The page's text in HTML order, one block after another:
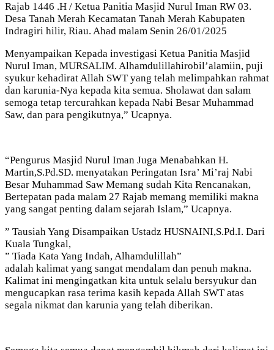
Rajab 1446 .H / Ketua Panitia Masjid Nurul Iman RW 03.
Desa Tanah Merah Kecamatan Tanah Merah Kabupaten
Indragiri hilir, Riau. Ahad malam Senin 26/01/2025
Menyampaikan Kepada investigasi Ketua Panitia Masjid
Nurul Iman, MURSALIM. Alhamdulillahirobil’alamiin, puji
syukur kehadirat Allah SWT yang telah melimpahkan rahmat
dan karunia-Nya kepada kita semua. Sholawat dan salam
semoga tetap tercurahkan kepada Nabi Besar Muhammad
Saw, dan para pengikutnya,” Ucapnya.
“Pengurus Masjid Nurul Iman Juga Menabahkan H.
Martin,S.Pd.SD. menyatakan Peringatan Isra’ Mi’raj Nabi
Besar Muhammad Saw Memang sudah Kita Rencanakan,
Bertepatan pada malam 27 Rajab memang memiliki makna
yang sangat penting dalam sejarah Islam,” Ucapnya.
” Tausiah Yang Disampaikan Ustadz HUSNAINI,S.Pd.I. Dari
Kuala Tungkal,
” Tiada Kata Yang Indah, Alhamdulillah”
adalah kalimat yang sangat mendalam dan penuh makna.
Kalimat ini mengingatkan kita untuk selalu bersyukur dan
mengucapkan rasa terima kasih kepada Allah SWT atas
segala nikmat dan karunia yang telah diberikan.